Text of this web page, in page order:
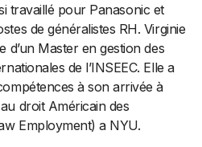
travaillé pour Panasonic et
de généralistes RH. Virginie
d’un Master en gestion des
de l’INSEEC. Elle a
à son arrivée à
droit Américain des
Employment) a NYU.